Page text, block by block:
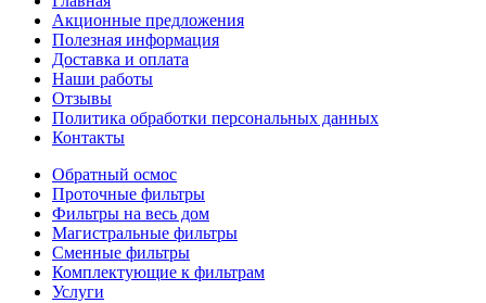
Акционные предложения
Полезная информация
Доставка и оплата
Наши работы
Отзывы
Политика обработки персональных данных
Контакты
Обратный осмос
Проточные фильтры
Фильтры на весь дом
Магистральные фильтры
Сменные фильтры
Комплектующие к фильтрам
Услуги